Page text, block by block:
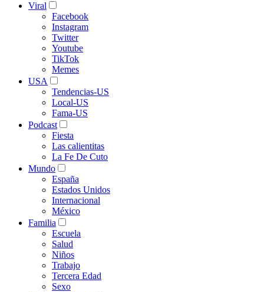
Viral
Facebook
Instagram
Twitter
Youtube
TikTok
Memes
USA
Tendencias-US
Local-US
Fama-US
Podcast
Fiesta
Las calientitas
La Fe De Cuto
Mundo
España
Estados Unidos
Internacional
México
Familia
Escuela
Salud
Niños
Trabajo
Tercera Edad
Sexo